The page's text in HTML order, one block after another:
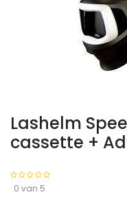
Lashelm
cassette +
0 van 5